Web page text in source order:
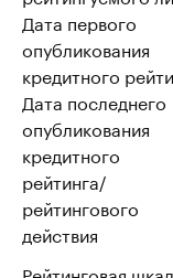
Дата первого
опубликования
кредитного
Дата последнего
опубликования
кредитного
рейтинга/
рейтингового
действия